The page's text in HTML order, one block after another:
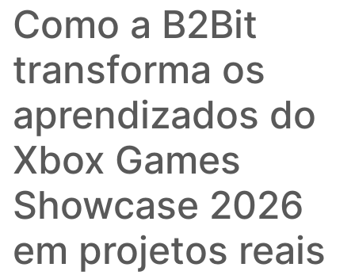
Como a B2Bit
transforma os
aprendizados do
Xbox Games
Showcase 2026
em projetos reais